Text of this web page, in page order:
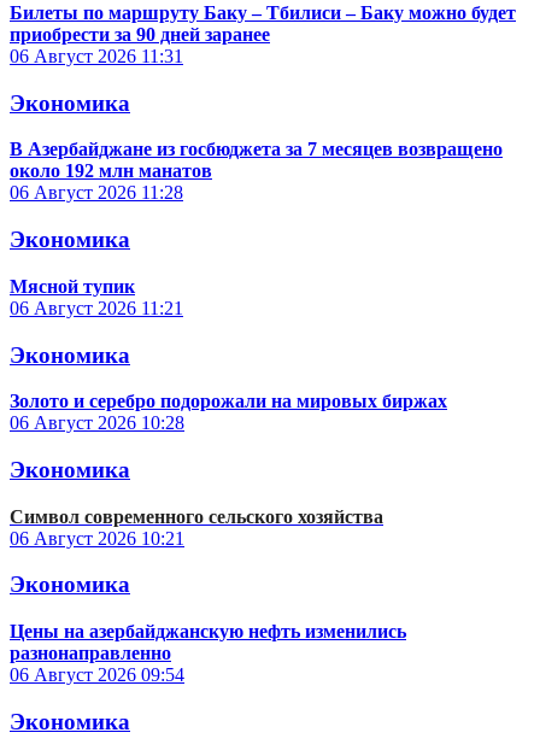
Билеты по маршруту Баку – Тбилиси – Баку можно будет
приобрести за 90 дней заранее
06 Август 2026 11:31
Экономика
В Азербайджане из госбюджета за 7 месяцев возвращено
около 192 млн манатов
06 Август 2026 11:28
Экономика
Мясной тупик
06 Август 2026 11:21
Экономика
Золото и серебро подорожали на мировых биржах
06 Август 2026 10:28
Экономика
Символ современного сельского хозяйства
06 Август 2026 10:21
Экономика
Цены на азербайджанскую нефть изменились
разнонаправленно
06 Август 2026 09:54
Экономика